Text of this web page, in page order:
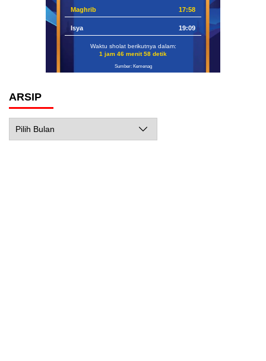
Maghrib 17:58
Isya 19:09
Waktu sholat berikutnya dalam:
1 jam 46 menit 57 detik
Sumber: Kemenag
ARSIP